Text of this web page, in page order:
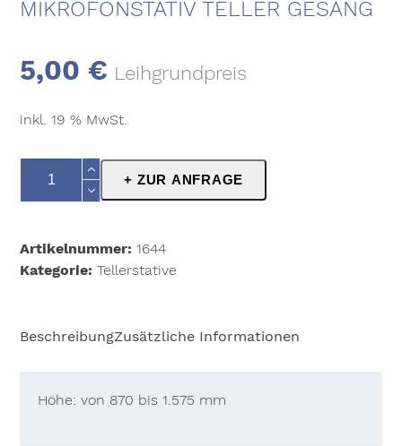
MIKROFONSTATIV TELLER GESANG
5,00€ Leihgrundpreis
inkl. 19 % MwSt.
26045
Teller
Gesang
+ ZUR ANFRAGE
Artikelnummer:1644
Kategorie:Tellerstative
BeschreibungZusätzliche Informationen
Höhe: von 870 bis 1.575 mm